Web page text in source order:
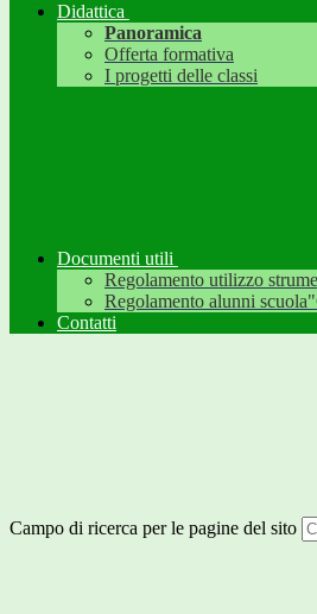
Didattica
Panoramica
Offerta formativa
I progetti delle classi
Documenti utili
Regolamento utilizzo
Regolamento alunni
Contatti
Campo di ricerca per le pagine del sito